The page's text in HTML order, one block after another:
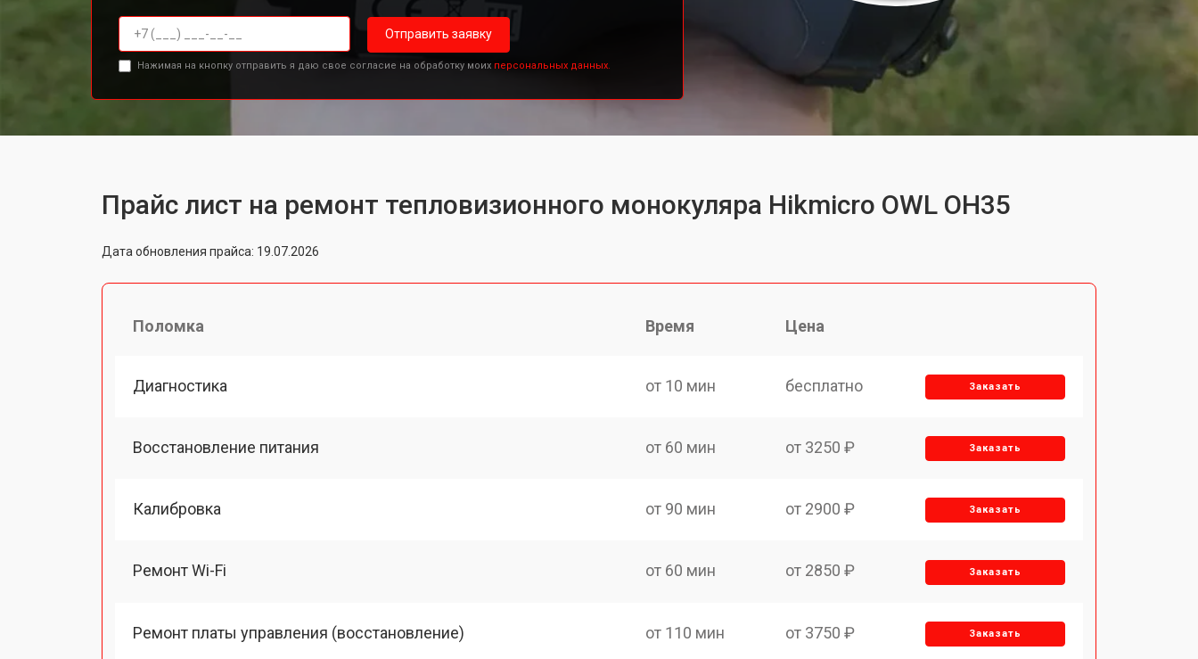
Отправить заявку
Нажимая на кнопку отправить я даю свое согласие на обработку моих персональных данных.
Прайс лист на ремонт тепловизионного монокуляра Hikmicro OWL OH35
Дата обновления прайса: 19.07.2026
Поломка Время Цена
Диагностика от 10 мин бесплатно Заказать
Восстановление питания от 60 мин от 3250 ₽ Заказать
Калибровка от 90 мин от 2900 ₽ Заказать
Ремонт Wi-Fi от 60 мин от 2850 ₽ Заказать
Ремонт платы управления (восстановление) от 110 мин от 3750 ₽ Заказать